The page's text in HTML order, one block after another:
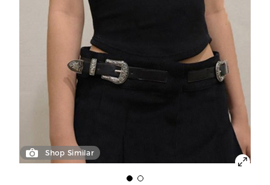
Shop Similar